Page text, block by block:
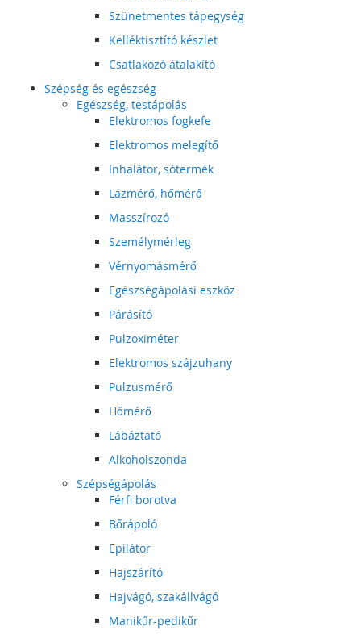
Szünetmentes tápegység
Kelléktisztító készlet
Csatlakozó átalakító
Szépség és egészség
Egészség, testápolás
Elektromos fogkefe
Elektromos melegítő
Inhalátor, sótermék
Lázmérő, hőmérő
Masszírozó
Személymérleg
Vérnyomásmérő
Egészségápolási eszköz
Párásító
Pulzoximéter
Elektromos szájzuhany
Pulzusmérő
Hőmérő
Lábáztató
Alkoholszonda
Szépségápolás
Férfi borotva
Bőrápoló
Epilátor
Hajszárító
Hajvágó, szakállvágó
Manikűr-pedikűr